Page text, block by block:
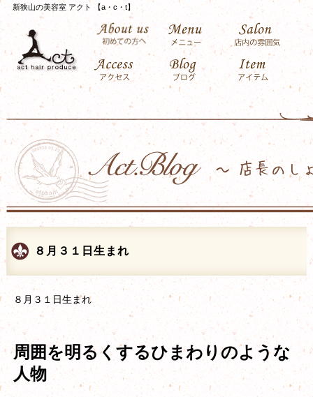
新狭山の美容室 アクト 【a・c・t】
８月３１日生まれ
８月３１日生まれ
周囲を明るくするひまわりのような
人物